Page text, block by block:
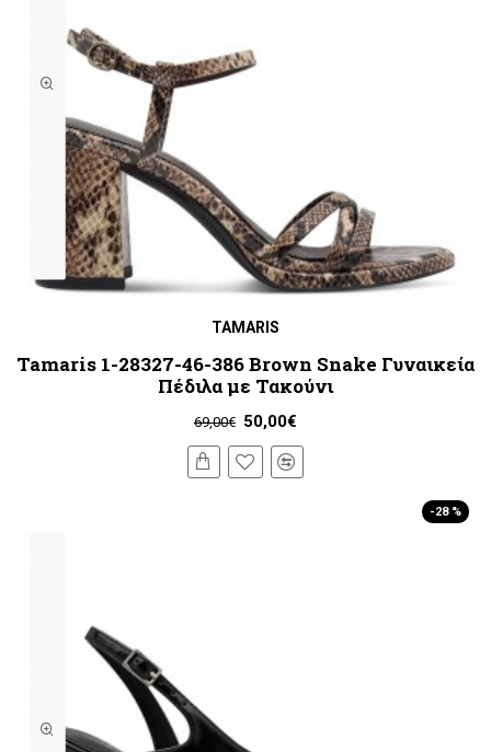
TAMARIS
Tamaris 1-28327-46-386 Brown Snake Γυναικεία
Πέδιλα με Τακούνι
50,00€
69,00€
-28 %